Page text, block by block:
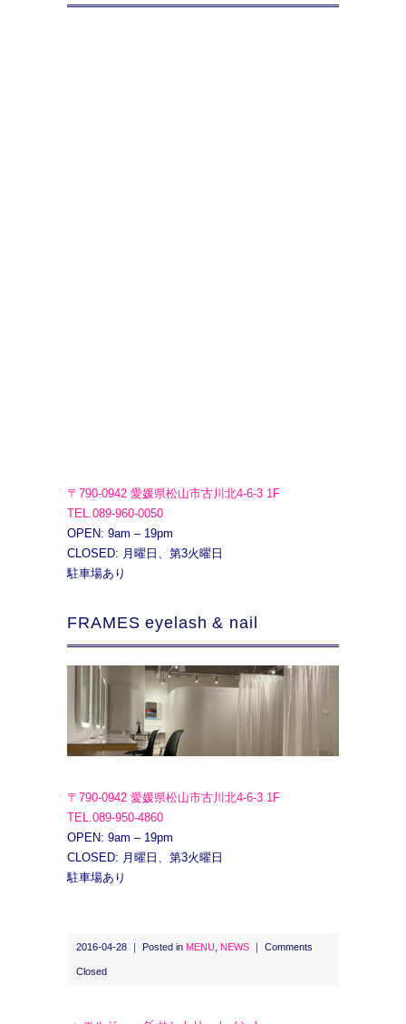
〒790-0942 愛媛県松山市古川北4-6-3 1F
TEL.089-960-0050
OPEN: 9am – 19pm
CLOSED: 月曜日、第3火曜日
駐車場あり
FRAMES eyelash & nail
〒790-0942 愛媛県松山市古川北4-6-3 1F
TEL.089-950-4860
OPEN: 9am – 19pm
CLOSED: 月曜日、第3火曜日
駐車場あり
2016-04-28 ｜ Posted in MENU NEWS Comments
Closed